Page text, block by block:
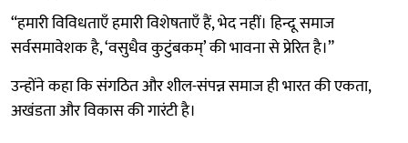
“हमारी विविधताएँ हमारी विशेषताएँ हैं, भेद नहीं। हिन्दू समाज
सर्वसमावेशक है, ‘वसुधैव कुटुंबकम्’ की भावना से प्रेरित है।”
उन्होंने कहा कि संगठित और शील-संपन्न समाज ही भारत की एकता,
अखंडता और विकास की गारंटी है।